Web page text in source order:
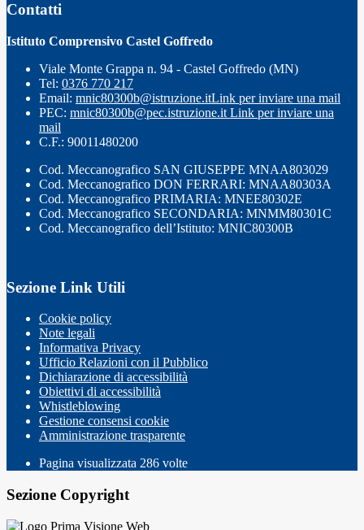
Contatti
Istituto Comprensivo Castel Goffredo
Viale Monte Grappa n. 94 - Castel Goffredo (MN)
Tel: 0376 770 217
Email: mnic80300b@istruzione.itLink per inviare una mail
PEC: mnic80300b@pec.istruzione.it Link per inviare una
mail
C.F.: 90011480200
Cod. Meccanografico SAN GIUSEPPE MNAA803029
Cod. Meccanografico DON FERRARI: MNAA80303A
Cod. Meccanografico PRIMARIA: MNEE80302E
Cod. Meccanografico SECONDARIA: MNMM80301C
Cod. Meccanografico dell’Istituto: MNIC80300B
Sezione Link Utili
Cookie policy
Note legali
Informativa Privacy
Ufficio Relazioni con il Pubblico
Dichiarazione di accessibilità
Obiettivi di accessibilità
Whistleblowing
Gestione consensi cookie
Amministrazione trasparente
Pagina visualizzata 286 volte
Sezione Copyright